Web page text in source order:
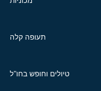
תעופה קלה
טיולים וחופש בחו"ל